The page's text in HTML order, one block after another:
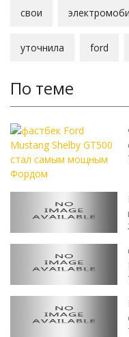
свои
уточнила ford
По теме